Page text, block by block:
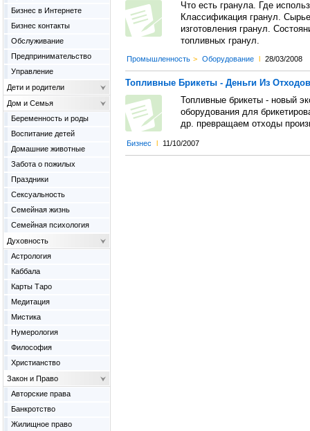
Что есть гранула. Где
Классификация гранул.
изготовления гранул.
топливных гранул.
Промышленность > Оборудование l 28/03/2008
Топливные Брикеты - Деньги Из
Топливные брикеты - новый
оборудования для
др. превращаем отходы
Бизнес l 11/10/2007
Бизнес в Интернете
Бизнес контакты
Обслуживание
Предпринимательство
Управление
Дети и родители
Дом и Семья
Беременность и роды
Воспитание детей
Домашние животные
Забота о пожилых
Праздники
Сексуальность
Семейная жизнь
Семейная психология
Духовность
Астрология
Каббала
Карты Таро
Медитация
Мистика
Нумерология
Философия
Христианство
Закон и Право
Авторские права
Банкротство
Жилищное право